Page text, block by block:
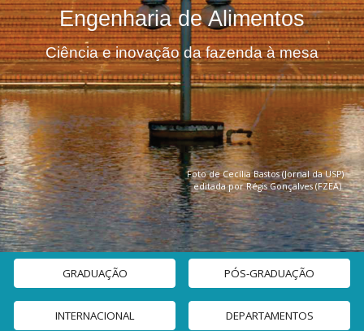
Engenharia de Alimentos
Ciência e inovação da fazenda à mesa
Foto de Cecília Bastos (Jornal da USP)
editada por Régis Gonçalves (FZEA)
GRADUAÇÃO PÓS-GRADUAÇÃO
INTERNACIONAL DEPARTAMENTOS